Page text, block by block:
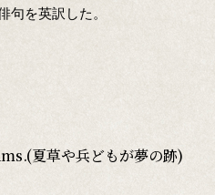
句を英訳した。
夏草や兵どもが夢の跡)